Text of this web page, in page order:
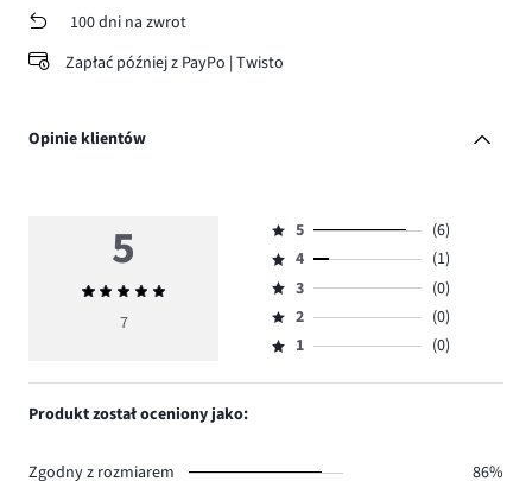
100 dni na zwrot
Zapłać później z PayPo | Twisto
Opinie klientów
5
Średnia
ocena
7
Ocena
5,
ilość
głosów
6.
5
(6)
Ocena
4,
ilość
głosów
4
(1)
Ocena
3,
ilość
3
(0)
Ocena
2,
2
(0)
Ocena
1,
1 (0)
Produkt został oceniony jako:
Zgodny z rozmiarem
86%